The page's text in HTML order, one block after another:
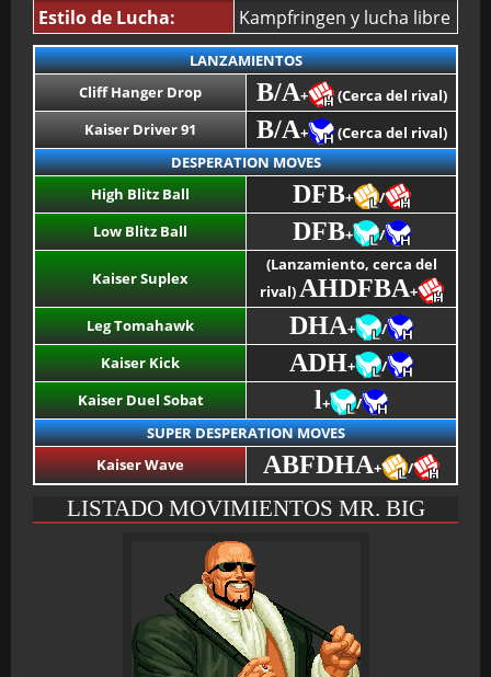
Estilo de Lucha:
Kampfringen y lucha libre
LANZAMIENTOS
Cliff Hanger Drop
B/A+
(Cerca del rival)
Kaiser Driver 91
B/A+
(Cerca del rival)
DESPERATION MOVES
High Blitz Ball
DFB+
/
Low Blitz Ball
DFB+ /
Kaiser Suplex
(Lanzamiento, cerca del
rival) AHDFBA+
Leg Tomahawk
DHA+
/
Kaiser Kick
ADH+
/
Kaiser Duel Sobat
l+
/
SUPER DESPERATION MOVES
Kaiser Wave
ABFDHA+ /
LISTADO MOVIMIENTOS MR. BIG